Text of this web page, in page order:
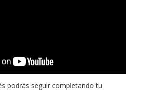
podrás seguir completando tu